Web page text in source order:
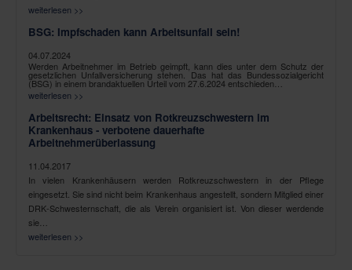
weiterlesen >>
BSG: Impfschaden kann Arbeitsunfall sein!
04.07.2024
Werden Arbeitnehmer im Betrieb geimpft, kann dies unter dem Schutz der
gesetzlichen Unfallversicherung stehen. Das hat das Bundessozialgericht
(BSG) in einem brandaktuellen Urteil vom 27.6.2024 entschieden…
weiterlesen >>
Arbeitsrecht: Einsatz von Rotkreuzschwestern im
Krankenhaus - verbotene dauerhafte
Arbeitnehmerüberlassung
11.04.2017
In vielen Krankenhäusern werden Rotkreuzschwestern in der Pflege
eingesetzt. Sie sind nicht beim Krankenhaus angestellt, sondern Mitglied einer
DRK-Schwesternschaft, die als Verein organisiert ist. Von dieser werdende
sie…
weiterlesen >>